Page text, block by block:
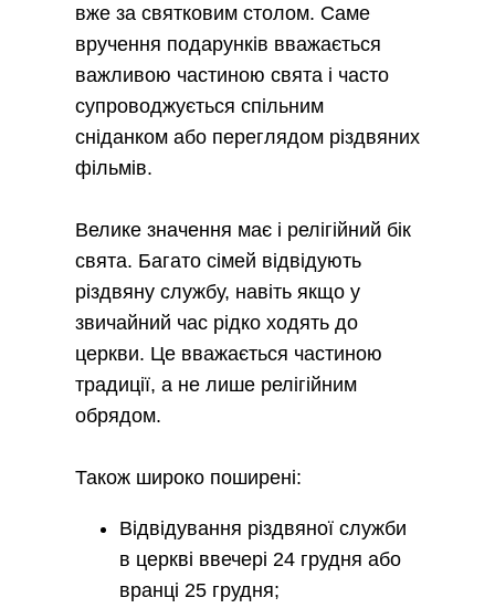
вже за святковим столом. Саме
вручення подарунків вважається
важливою частиною свята і часто
супроводжується спільним
сніданком або переглядом різдвяних
фільмів.
Велике значення має і релігійний бік
свята. Багато сімей відвідують
різдвяну службу, навіть якщо у
звичайний час рідко ходять до
церкви. Це вважається частиною
традиції, а не лише релігійним
обрядом.
Також широко поширені:
Відвідування різдвяної служби
в церкві ввечері 24 грудня або
вранці 25 грудня;